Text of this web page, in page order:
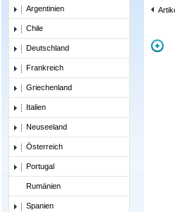
Argentinien
Chile
Deutschland
Frankreich
Griechenland
Italien
Neuseeland
Österreich
Portugal
Rumänien
Spanien